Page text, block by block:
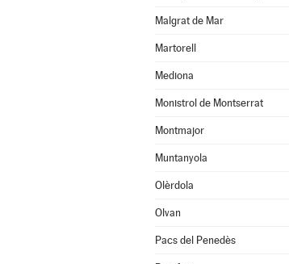
Malgrat de Mar
Martorell
Mediona
Monistrol de Montserrat
Montmajor
Muntanyola
Olèrdola
Olvan
Pacs del Penedès